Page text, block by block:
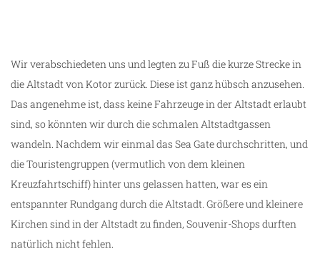
Wir verabschiedeten uns und legten zu Fuß die kurze Strecke in
die Altstadt von Kotor zurück. Diese ist ganz hübsch anzusehen.
Das angenehme ist, dass keine Fahrzeuge in der Altstadt erlaubt
sind, so könnten wir durch die schmalen Altstadtgassen
wandeln. Nachdem wir einmal das Sea Gate durchschritten, und
die Touristengruppen (vermutlich von dem kleinen
Kreuzfahrtschiff) hinter uns gelassen hatten, war es ein
entspannter Rundgang durch die Altstadt. Größere und kleinere
Kirchen sind in der Altstadt zu finden, Souvenir-Shops durften
natürlich nicht fehlen.